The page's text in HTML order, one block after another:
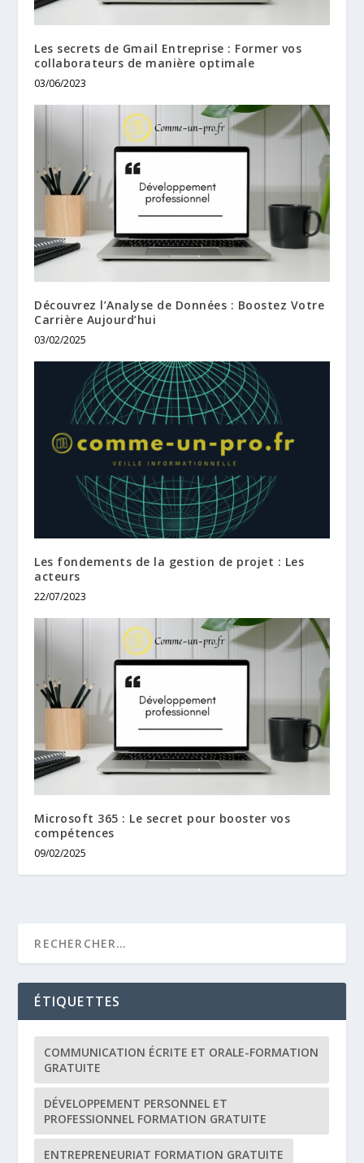
Les secrets de Gmail Entreprise : Former vos
collaborateurs de manière optimale
03/06/2023
Découvrez l’Analyse de Données : Boostez Votre
Carrière Aujourd’hui
03/02/2025
Les fondements de la gestion de projet : Les
acteurs
22/07/2023
Microsoft 365 : Le secret pour booster vos
compétences
09/02/2025
ÉTIQUETTES
COMMUNICATION ÉCRITE ET ORALE-FORMATION
GRATUITE
DÉVELOPPEMENT PERSONNEL ET
PROFESSIONNEL FORMATION GRATUITE
ENTREPRENEURIAT FORMATION GRATUITE